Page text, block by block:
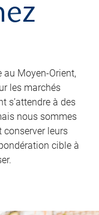
au Moyen-Orient,
les marchés
s’attendre à des
nous sommes
conserver leurs
cible à